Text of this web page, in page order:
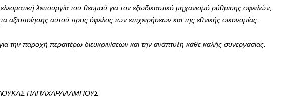
λειτουργία του θεσμού για τον εξωδικαστικό μηχανισμό ρύθμισης οφειλών,
αξιοποίησης αυτού προς όφελος των επιχειρήσεων και της εθνικής οικονομίας.
την παροχή περαιτέρω διευκρινίσεων και την ανάπτυξη κάθε καλής συνεργασίας.
ΠΑΠΑΧΑΡΑΛΑΜΠΟΥΣ